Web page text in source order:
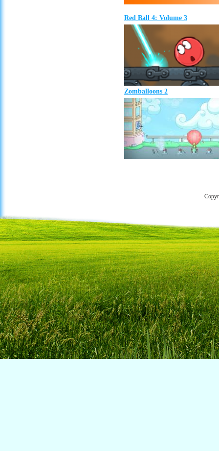
Red Ball 4: Volume 3
Zomballoons 2